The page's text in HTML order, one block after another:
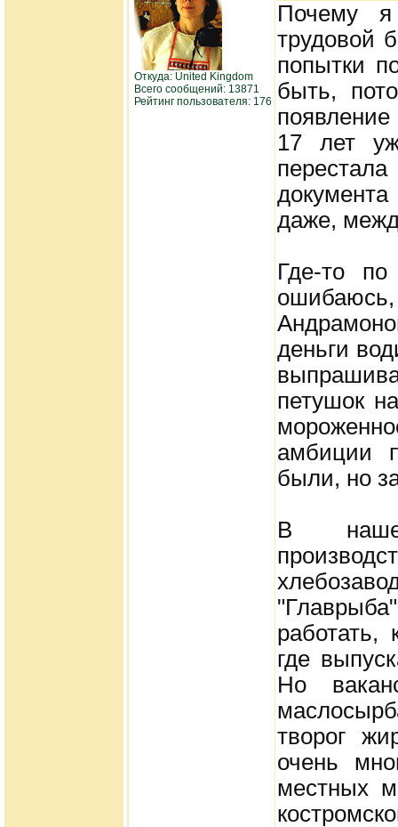
Откуда: United Kingdom
Всего сообщений: 13871
Рейтинг пользователя: 176
Почему
трудовой
попытки
быть,
17 лет
даже,
Где-то
деньги
петушок
амбиции
были, но
В
работать,
где
Но
творог
очень
местных